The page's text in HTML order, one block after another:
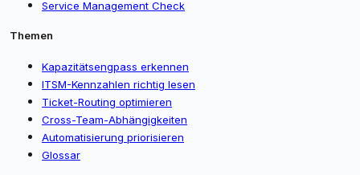
Service Management Check
Themen
Kapazitätsengpass erkennen
ITSM-Kennzahlen richtig lesen
Ticket-Routing optimieren
Cross-Team-Abhängigkeiten
Automatisierung priorisieren
Glossar